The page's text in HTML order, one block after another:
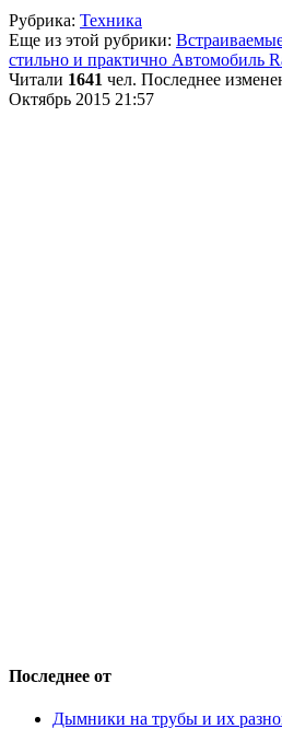
Рубрика: Техника
Еще из этой рубрики:
стильно и практично Автомобиль
Читали 1641 чел. Последнее
Октябрь 2015 21:57
Последнее от
Дымники на трубы и их